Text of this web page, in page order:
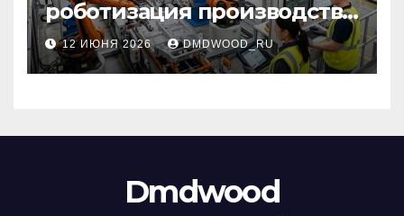
роботизация производства:
технологии, внедрение и
эксплуатационные аспекты
12 ИЮНЯ 2026 DMDWOOD_RU
Dmdwood